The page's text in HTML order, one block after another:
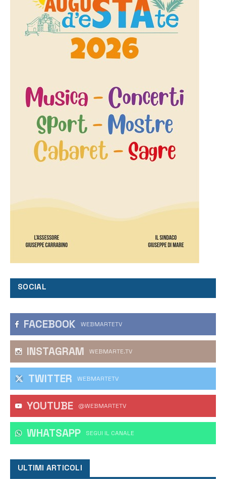
SOCIAL
FACEBOOK WEBMARTETV
INSTAGRAM WEBMARTE.TV
TWITTER WEBMARTETV
YOUTUBE @WEBMARTETV
WHATSAPP ‎SEGUI IL CANALE
ULTIMI ARTICOLI